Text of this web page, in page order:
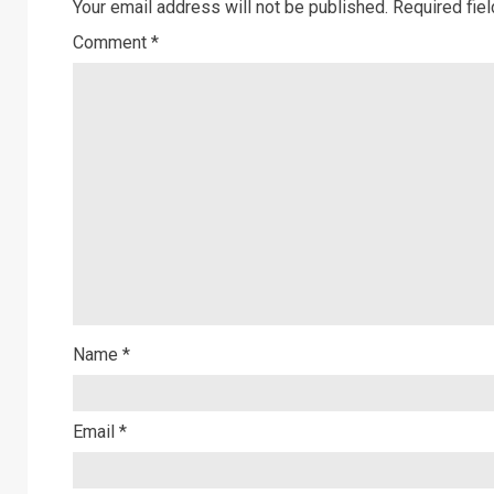
Your email address will not be published. Required
Comment *
Name *
Email *